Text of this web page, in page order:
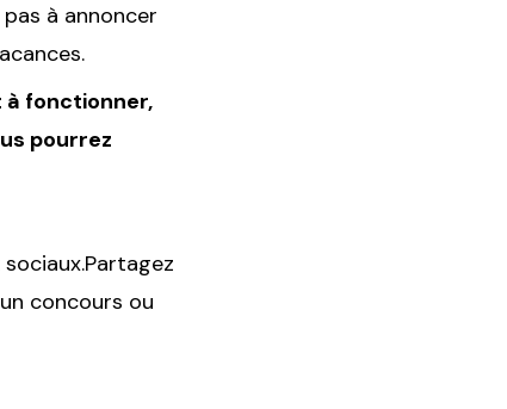
à annoncer
à fonctionner,
pourrez
concours ou